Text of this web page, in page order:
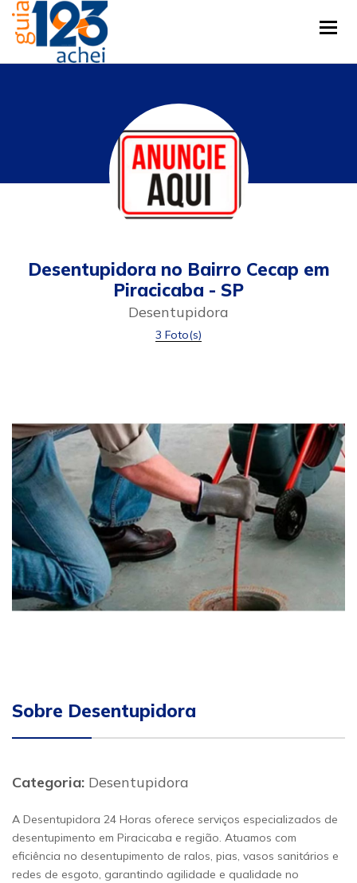
Desentupidora no Bairro Cecap em
Piracicaba - SP
Desentupidora
3 Foto(s)
Sobre Desentupidora
Categoria: Desentupidora
A Desentupidora 24 Horas oferece serviços especializados de
desentupimento em Piracicaba e região. Atuamos com
eficiência no desentupimento de ralos, pias, vasos sanitários e
redes de esgoto, garantindo agilidade e qualidade no